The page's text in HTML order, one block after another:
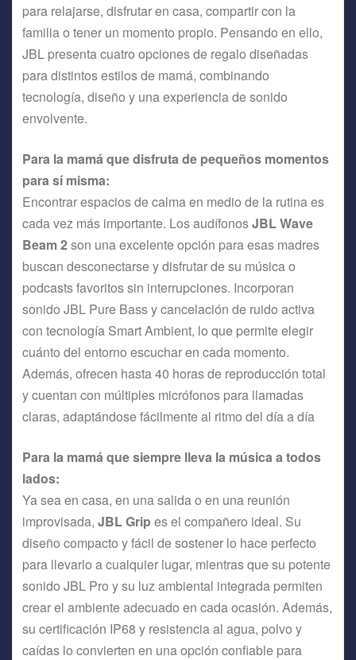
para relajarse, disfrutar en casa, compartir con la
familia o tener un momento propio. Pensando en ello,
JBL presenta cuatro opciones de regalo diseñadas
para distintos estilos de mamá, combinando
tecnología, diseño y una experiencia de sonido
envolvente.
Para la mamá que disfruta de pequeños momentos
para sí misma:
Encontrar espacios de calma en medio de la rutina es
cada vez más importante. Los audífonosJBL Wave
Beam 2son una excelente opción para esas madres
buscan desconectarse y disfrutar de su música o
podcasts favoritos sin interrupciones. Incorporan
sonido JBL Pure Bass y cancelación de ruido activa
con tecnología Smart Ambient, lo que permite elegir
cuánto del entorno escuchar en cada momento.
Además, ofrecen hasta 40 horas de reproducción total
y cuentan con múltiples micrófonos para llamadas
claras, adaptándose fácilmente al ritmo del día a día
Para la mamá que siempre lleva la música a todos
lados:
Ya sea en casa, en una salida o en una reunión
improvisada, JBL Grip es el compañero ideal. Su
diseño compacto y fácil de sostener lo hace perfecto
para llevarlo a cualquier lugar, mientras que su potente
sonido JBL Pro y su luz ambiental integrada permiten
crear el ambiente adecuado en cada ocasión. Además,
su certificación IP68 y resistencia al agua, polvo y
caídas lo convierten en una opción confiable para